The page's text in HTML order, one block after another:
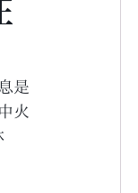
是
火